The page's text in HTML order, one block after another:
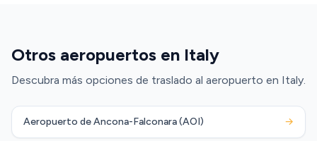
Otros aeropuertos en Italy
Descubra más opciones de traslado al aeropuerto en Italy.
Aeropuerto de Ancona-Falconara (AOI) →